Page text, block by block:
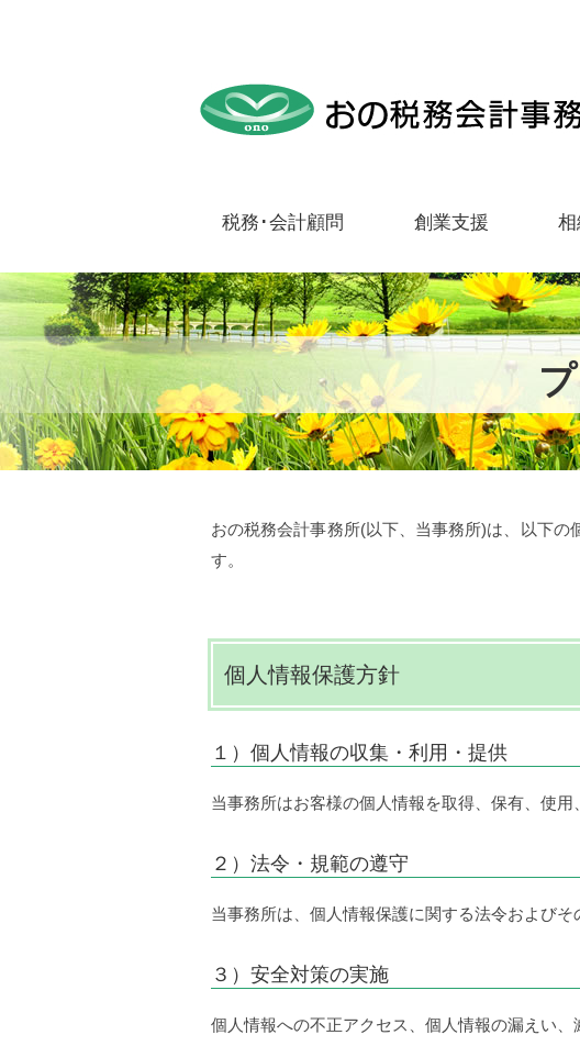
税務･会計顧問 創業支援
おの税務会計事務所(以下、当事務所)は、以下
す。
個人情報保護方針
１）個人情報の収集・利用・提供
当事務所はお客様の個人情報を取得、保有、使
２）法令・規範の遵守
当事務所は、個人情報保護に関する法令およびそ
３）安全対策の実施
個人情報への不正アクセス、個人情報の漏えい